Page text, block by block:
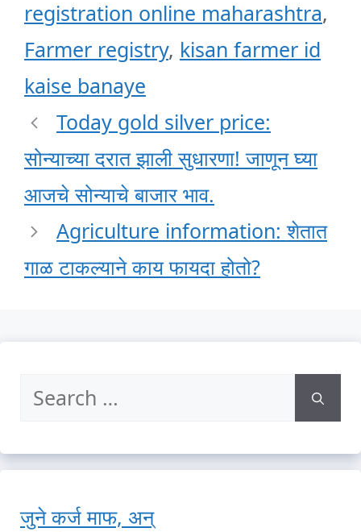
registration online maharashtra,
Farmer registry, kisan farmer id
kaise banaye
Today gold silver price:
सोन्याच्या दरात झाली सुधारणा! जाणून घ्या
आजचे सोन्याचे बाजार भाव.
Agriculture information: शेतात
गाळ टाकल्याने काय फायदा होतो?
Search
जुने कर्ज माफ, अन्